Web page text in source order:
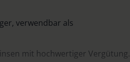
verwendbar als
mit hochwertiger Vergütung.